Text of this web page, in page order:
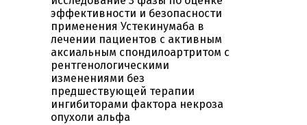
эффективности и безопасности
применения Устекинумаба в
лечении пациентов с активным
аксиальным спондилоартритом с
рентгенологическими
изменениями без
предшествующей терапии
ингибиторами фактора некроза
опухоли альфа